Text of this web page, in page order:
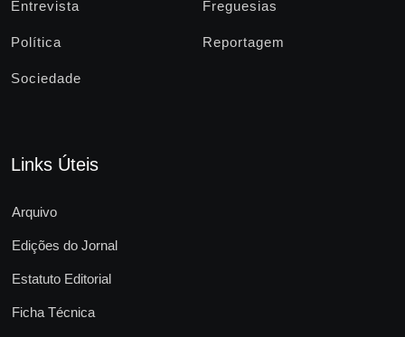
Entrevista Freguesias
Política Reportagem
Sociedade
Links Úteis
Arquivo
Edições do Jornal
Estatuto Editorial
Ficha Técnica